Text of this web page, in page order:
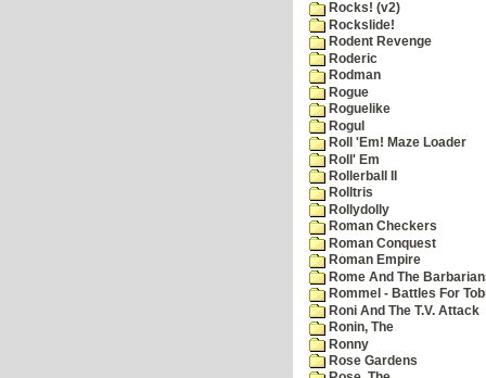
Rocks! (v2)
Rockslide!
Rodent Revenge
Roderic
Rodman
Rogue
Roguelike
Rogul
Roll 'Em! Maze Loader
Roll' Em
Rollerball II
Rolltris
Rollydolly
Roman Checkers
Roman Conquest
Roman Empire
Rome And The
Rommel - Battles For
Roni And The T.V. Attack
Ronin, The
Ronny
Rose Gardens